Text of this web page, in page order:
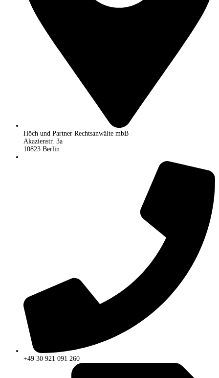
Höch und Partner Rechtsanwälte mbB
Akazienstr. 3a
10823 Berlin
+49 30 921 091 260